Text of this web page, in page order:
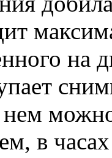
на
в